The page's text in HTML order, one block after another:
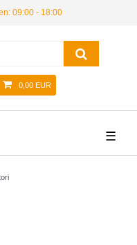
09:00 - 18:00
0,00 EUR
☰